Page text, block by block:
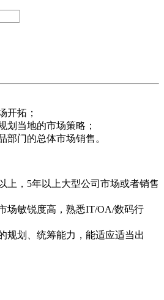
开拓；
划当地的市场策略；
部门的总体市场销售。
上，5年以上大型公司市场或者销售
场敏锐度高，熟悉IT/OA/数码行
规划、统筹能力，能适应适当出